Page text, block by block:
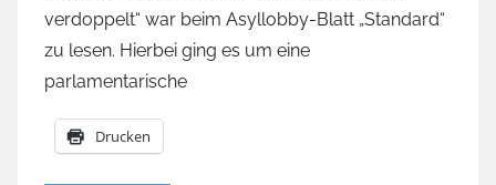
verdoppelt“ war beim Asyllobby-Blatt „Standard“
zu lesen. Hierbei ging es um eine
parlamentarische
Drucken